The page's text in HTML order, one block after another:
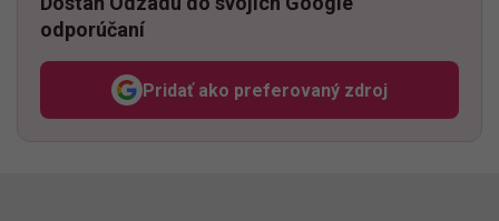
odporúčaní
Pridať ako preferovaný zdroj
Odzadu, odkaz sa otvorí v